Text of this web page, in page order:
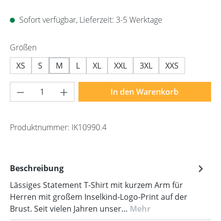
Sofort verfügbar, Lieferzeit: 3-5 Werktage
Größenauswählen
XS
S M L XL XXL 3XL XXS
Produkt Anzahl: Gib den gewünschten
In den Warenkorb
Produktnummer: IK10990.4
Beschreibung
Lässiges Statement T-Shirt mit kurzem Arm für
Herren mit großem Inselkind-Logo-Print auf der
Brust. Seit vielen Jahren unser… Mehr